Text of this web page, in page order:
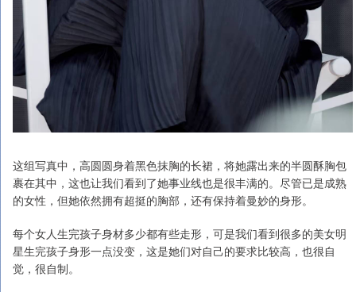
这组写真中，高圆圆身着黑色抹胸的长裙，将她露出来的半圆酥胸包
裹在其中，这也让我们看到了她事业线也是很丰满的。尽管已是成熟
的女性，但她依然拥有超挺的胸部，还有保持着曼妙的身形。
每个女人生完孩子身材多少都有些走形，可是我们看到很多的美女明
星生完孩子身形一点没变，这是她们对自己的要求比较高，也很自
觉，很自制。